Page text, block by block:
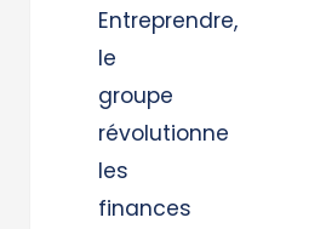
Entreprendre,
le
groupe
révolutionne
les
finances